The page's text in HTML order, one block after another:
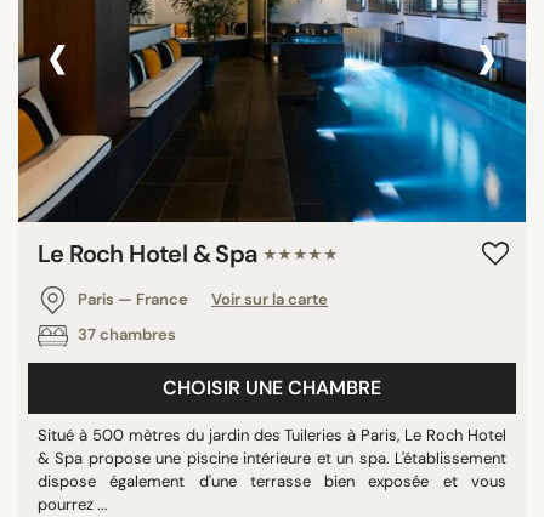
‹ ›
Le Roch Hotel & Spa ★★★★★
Paris — France
Voir sur la carte
37 chambres
CHOISIR UNE CHAMBRE
Situé à 500 mètres du jardin des Tuileries à Paris, Le Roch Hotel
& Spa propose une piscine intérieure et un spa. L'établissement
dispose également d'une terrasse bien exposée et vous
pourrez ...